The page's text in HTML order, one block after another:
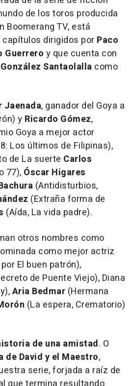
de los toros producida
Boomerang TV, está
dirigidos por Paco
Guerrero y que cuenta con
Santaolalla como
Jaenada, ganador del Goya a
y Ricardo Gómez,
Goya a mejor actor
Los últimos de Filipinas),
de La suerte Carlos
77), Óscar Higares
(Antidisturbios,
(Extraña forma de
(Aída, La vida padre).
otros nombres como
como mejor actriz
El buen patrón),
de Puente Viejo), Diana
Aria Bedmar (Hermana
(La espera, Crematorio)
de una amistad. O
de David y el Maestro,
serie, forjada a raíz de